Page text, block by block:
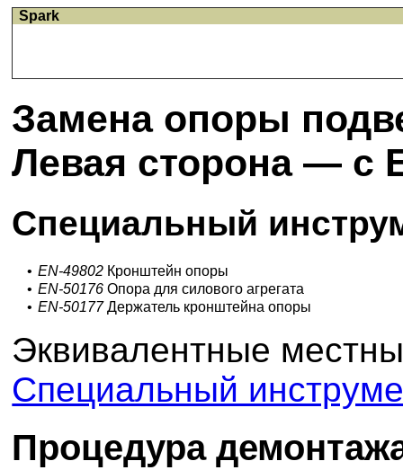
Spark
Замена опоры
Левая сторона — с
Специальный
• EN-49802 Кронштейн опоры
• EN-50176 Опора для силового агрегата
• EN-50177Держатель кронштейна опоры
Эквивалентные
Специальный
Процедура